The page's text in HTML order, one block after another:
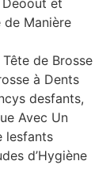
de Manière
Tête de Brosse
à Dents
desfants,
Avec Un
lesfants
d’Hygiène